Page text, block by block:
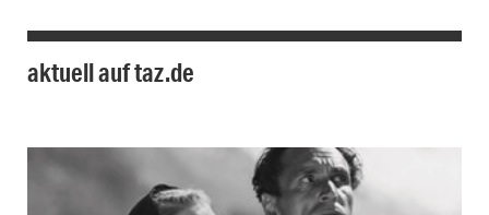
aktuell auf taz.de